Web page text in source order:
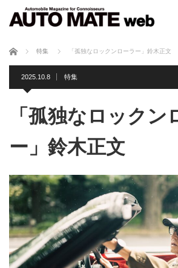
ホーム 特集 「孤独なロックンローラー」鈴木正文
2025.10.8 特集
「孤独なロックン
ー」鈴木正文